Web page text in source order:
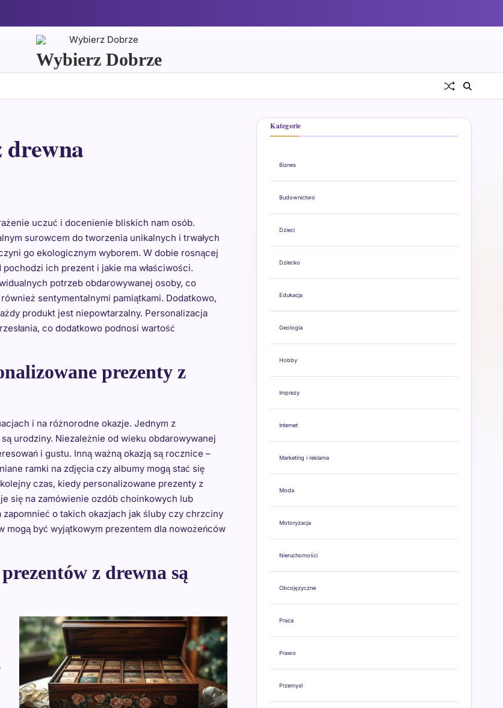
Wybierz Dobrze
drewna
uczuć i docenienie bliskich nam osób.
surowcem do tworzenia unikalnych i trwałych
go ekologicznym wyborem. W dobie rosnącej
ich prezent i jakie ma właściwości.
potrzeb obdarowywanej osoby, co
sentymentalnymi pamiątkami. Dodatkowo,
produkt jest niepowtarzalny. Personalizacja
co dodatkowo podnosi wartość
prezenty z
i na różnorodne okazje. Jednym z
urodziny. Niezależnie od wieku obdarowywanej
i gustu. Inną ważną okazją są rocznice –
ramki na zdjęcia czy albumy mogą stać się
czas, kiedy personalizowane prezenty z
się na zamówienie ozdób choinkowych lub
o takich okazjach jak śluby czy chrzciny
mogą być wyjątkowym prezentem dla nowożeńców
z drewna są
Kategorie
Biznes
Budownictwo
Dzieci
Dziecko
Edukacja
Geologia
Hobby
Imprezy
Internet
Marketing i reklama
Moda
Motoryzacja
Nieruchomości
Obcojęzyczne
Praca
Prawo
Przemysł